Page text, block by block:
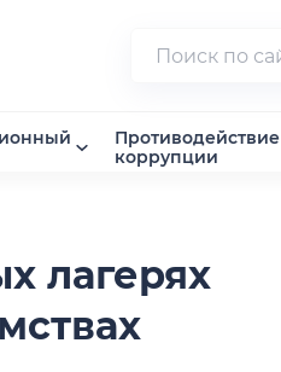
Противодействие
коррупции
лагерях